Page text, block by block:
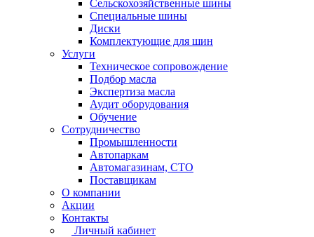
Сельскохозяйственные шины
Специальные шины
Диски
Комплектующие для шин
Услуги
Техническое сопровождение
Подбор масла
Экспертиза масла
Аудит оборудования
Обучение
Сотрудничество
Промышленности
Автопаркам
Автомагазинам, СТО
Поставщикам
О компании
Акции
Контакты
Личный кабинет